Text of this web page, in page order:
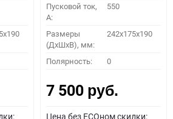
Пусковой ток,
A:
550
Размеры
(ДхШхВ), мм:
242x175x190
Полярность: 0
7 500 руб.
Цена без ECOном скидки: